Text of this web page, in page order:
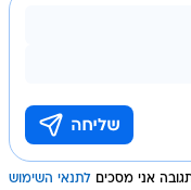
אני מסכים לתנאי השימוש